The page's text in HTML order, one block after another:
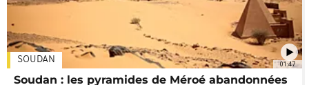
01:47
SOUDAN
Soudan : les pyramides de Méroé abandonnées